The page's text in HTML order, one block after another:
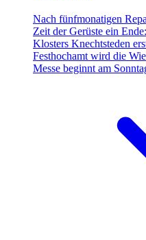
Nach fünfmonatigen
Zeit der Gerüste ein
Klosters Knechtsteden
Festhochamt wird die
Messe beginnt am